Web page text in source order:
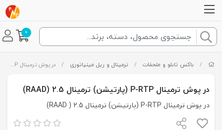
0
/ باکس تابلو و ملحقات / ترمینال و ریل مینیاتوری / در پوش ترمینال P-RTP (پارتیشن) ترمینال 2.5 (RAAD)
در پوش ترمینال P-RTP (پارتیشن) ترمینال 2.5 (RAAD)
در پوش ترمینال P-RTP (پارتیشن) ترمینال 2.5 ( RAAD)